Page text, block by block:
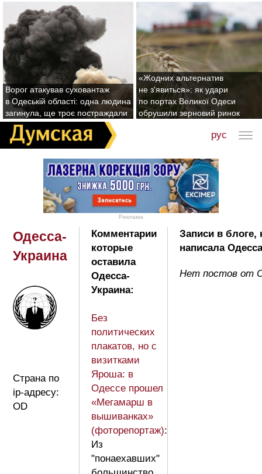
Ворог атакував суховантаж
в Одеській області: одна людина
загинула, ще троє постраждали
«Жодних альтернатив
не з'явиться»: як удари
по портах Великої Одеси
обрушили зерновий ринок
рус
Реклама
Одесса-
Украина
Страна по
ip-адресу:
OD
Комментарии
которые
оставила
Одесса-
Украина:
Без
политических
плакатов, но с
визитками
Яроша: в
Одессе прошел
«Мегамарш в
вышиванках»
(фоторепортаж):
Из
"понаехавших"
Записи в блоге,
написала
Нет постов от